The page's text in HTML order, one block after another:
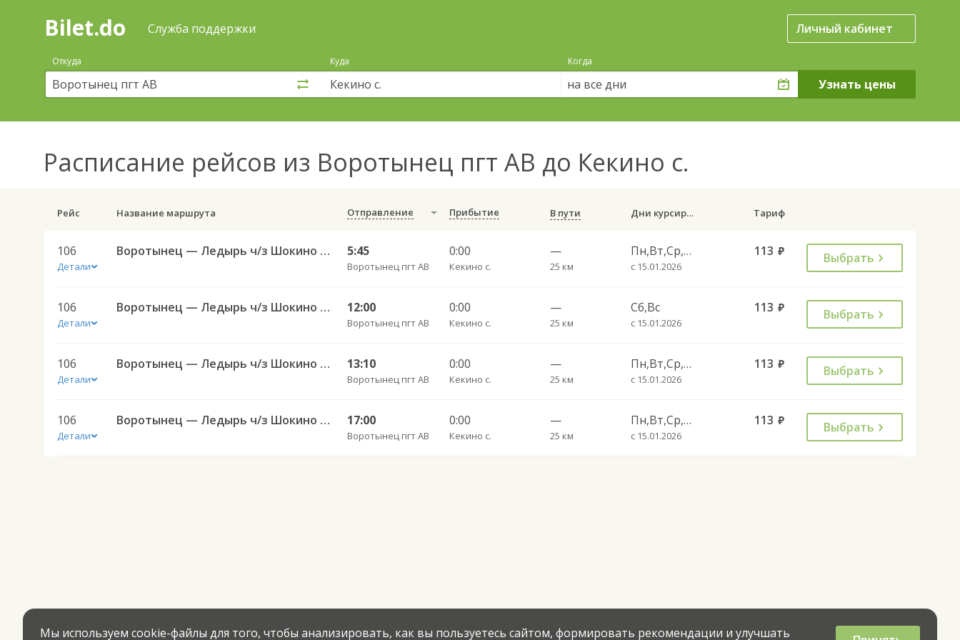
Поиск
покупка
билетов
автобус
онлайн
Bilet.do Служба поддержки Личный кабинет
Откуда Куда Когда
на все дни
Расписание рейсов из Воротынец пгт АВ до Кекино с.
Рейс Название маршрута Отправление Прибытие В пути Дни курсирования Тариф
106
Детали
Воротынец — Ледырь ч/з Шокино 106 5:45
Воротынец пгт АВ
0:00
Кекино с.
—
25 км
Пн,Вт,Ср,Пт,Вс
с 15.01.2026
113 руб. Выбрать
106
Детали
Воротынец — Ледырь ч/з Шокино 106 12:00
Воротынец пгт АВ
0:00
Кекино с.
—
25 км
Сб,Вс
с 15.01.2026
113 руб. Выбрать
106
Детали
Воротынец — Ледырь ч/з Шокино 106 13:10
Воротынец пгт АВ
0:00
Кекино с.
—
25 км
Пн,Вт,Ср,Чт,Пт
с 15.01.2026
113 руб. Выбрать
106
Детали
Воротынец — Ледырь ч/з Шокино 106 17:00
Воротынец пгт АВ
0:00
Кекино с.
—
25 км
Пн,Вт,Ср,Чт,Пт
с 15.01.2026
113 руб. Выбрать
Мы используем cookie-файлы для того, чтобы анализировать, как вы пользуетесь сайтом, формировать рекомендации и улучшать